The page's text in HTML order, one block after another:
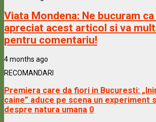
Viata Mondena: Ne bucuram
apreciat acest articol si va
pentru comentariu!
4 months ago
RECOMANDARI
Premiera care da fiori in Bucuresti:
caine” aduce pe scena un experiment
despre natura umana 0